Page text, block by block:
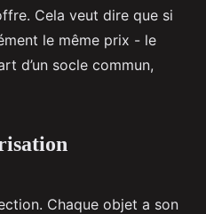
Cela veut dire que si
le même prix - le
d’un socle commun,
Chaque objet a son